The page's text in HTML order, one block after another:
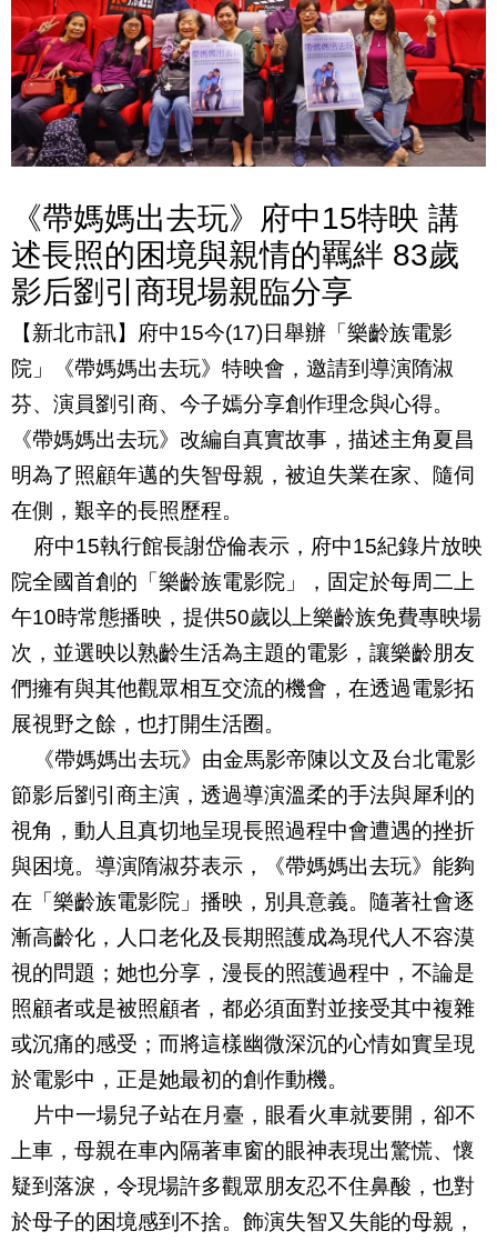
《帶媽媽出去玩》府中15特映 講
述長照的困境與親情的羈絆 83歲
影后劉引商現場親臨分享
【新北市訊】府中15今(17)日舉辦「樂齡族電影
院」《帶媽媽出去玩》特映會，邀請到導演隋淑
芬、演員劉引商、今子嫣分享創作理念與心得。
《帶媽媽出去玩》改編自真實故事，描述主角夏昌
明為了照顧年邁的失智母親，被迫失業在家、隨伺
在側，艱辛的長照歷程。
府中15執行館長謝岱倫表示， 府中15紀錄片放映
院全國首創的「樂齡族電影院」，固定於每周二上
午10時常態播映，提供50歲以上樂齡族免費專映場
次，並選映以熟齡生活為主題的電影，讓樂齡朋友
們擁有與其他觀眾相互交流的機會，在透過電影拓
展視野之餘，也打開生活圈。
《帶媽媽出去玩》由金馬影帝陳以文及台北電影
節影后劉引商主演，透過導演溫柔的手法與犀利的
視角，動人且真切地呈現長照過程中會遭遇的挫折
與困境。導演隋淑芬表示，《帶媽媽出去玩》能夠
在「樂齡族電影院」播映，別具意義。隨著社會逐
漸高齡化，人口老化及長期照護成為現代人不容漠
視的問題；她也分享，漫長的照護過程中，不論是
照顧者或是被照顧者，都必須面對並接受其中複雜
或沉痛的感受；而將這樣幽微深沉的心情如實呈現
於電影中，正是她最初的創作動機。
片中一場兒子站在月臺，眼看火車就要開，卻不
上車，母親在車內隔著車窗的眼神表現出驚慌、懷
疑到落淚，令現場許多觀眾朋友忍不住鼻酸，也對
於母子的困境感到不捨。飾演失智又失能的母親 ，